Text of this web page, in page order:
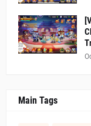
Main Tags